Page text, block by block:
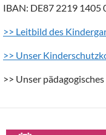
IBAN: DE87 2219 1405
>> Leitbild des
>> Unser
>> Unser